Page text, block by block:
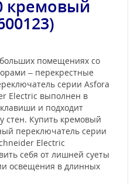
кремовый
помещениях со
– перекрестные
серии Asfora
Electric выполнен в
и подходит
стен. Купить кремовый
переключатель серии
Electric
себя от лишней суеты
освещения в длинных